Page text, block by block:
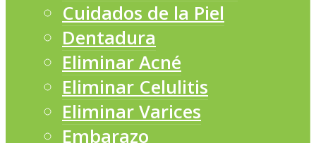
Cuidados de la Piel
Dentadura
Eliminar Acné
Eliminar Celulitis
Eliminar Varices
Embarazo